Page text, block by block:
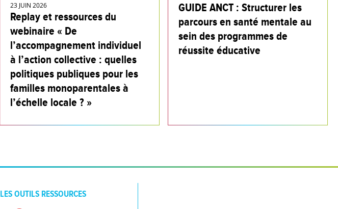
23 JUIN 2026
Replay et ressources du
webinaire « De
l’accompagnement individuel
à l’action collective : quelles
politiques publiques pour les
familles monoparentales à
l’échelle locale ? »
GUIDE ANCT : Structurer les
parcours en santé mentale au
sein des programmes de
réussite éducative
LES OUTILS RESSOURCES